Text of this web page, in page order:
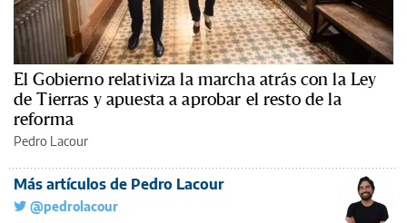
El Gobierno relativiza la marcha atrás con la Ley
de Tierras y apuesta a aprobar el resto de la
reforma
Pedro Lacour
Más artículos de Pedro Lacour
@pedrolacour